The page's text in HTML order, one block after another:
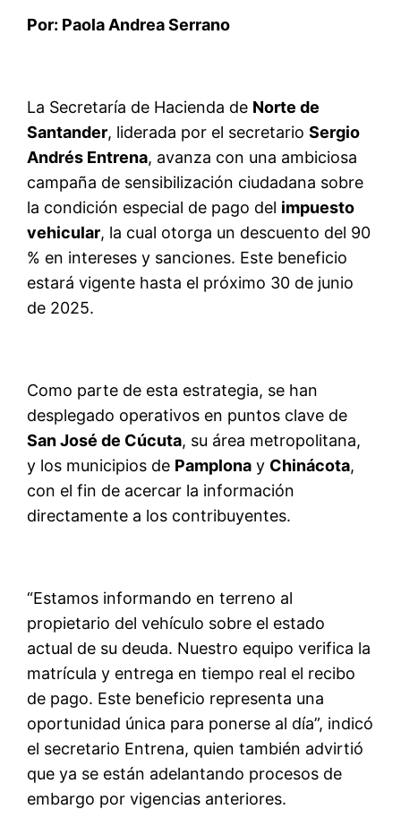
Por: Paola Andrea Serrano
La Secretaría de Hacienda de Norte de
Santander, liderada por el secretarioSergio
Andrés Entrena, avanza con una ambiciosa
campaña de sensibilización ciudadana sobre
la condición especial de pago del impuesto
vehicular, la cual otorga un descuento del 90
% en intereses y sanciones. Este beneficio
estará vigente hasta el próximo 30 de junio
de 2025.
Como parte de esta estrategia, se han
desplegado operativos en puntos clave de
San José de Cúcuta, su área metropolitana,
y los municipios de Pamplona y Chinácota,
con el fin de acercar la información
directamente a los contribuyentes.
“Estamos informando en terreno al
propietario del vehículo sobre el estado
actual de su deuda. Nuestro equipo verifica la
matrícula y entrega en tiempo real el recibo
de pago. Este beneficio representa una
oportunidad única para ponerse al día”, indicó
el secretario Entrena, quien también advirtió
que ya se están adelantando procesos de
embargo por vigencias anteriores.